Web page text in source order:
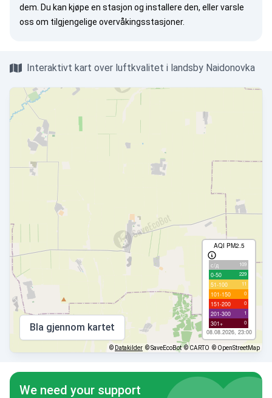
dem. Du kan kjøpe en stasjon og installere den, ellervarsle
oss om tilgjengelige overvåkingsstasjoner.
Interaktivt kart over luftkvalitet i landsby Naidonovka
AQI PM2.5
с/д 109
0-50 229
51-100 11
101-150 0
151-200 0
201-300 1
301+ 0
08.08.2026, 23:00
Bla gjennom kartet
© Datakilder © SaveEcoBot © CARTO © OpenStreetMap
We need your support